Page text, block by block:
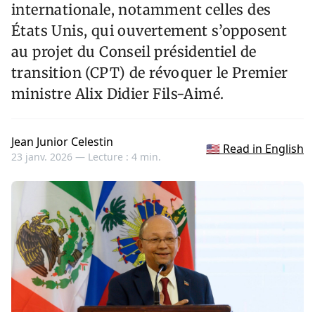
internationale, notamment celles des
États Unis, qui ouvertement s’opposent
au projet du Conseil présidentiel de
transition (CPT) de révoquer le Premier
ministre Alix Didier Fils-Aimé.
Jean Junior Celestin
23 janv. 2026 — Lecture : 4 min.
🇺🇸 Read in English